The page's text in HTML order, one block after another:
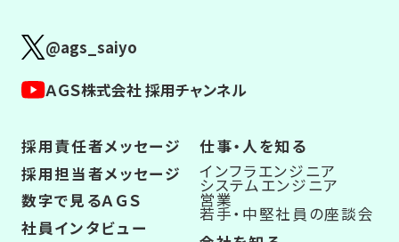
@ags_saiyo
ＡＧＳ株式会社 採用チャンネル
採用責任者メッセージ
採用担当者メッセージ
数字で見るＡＧＳ
社員インタビュー
仕事・人を知る
インフラエンジニア
システムエンジニア
営業
若手・中堅社員の座談会